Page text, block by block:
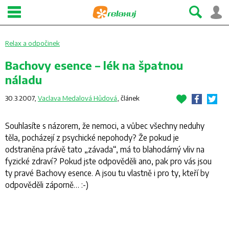
Relax a odpočinek
Bachovy esence – lék na špatnou
náladu
30.3.2007, Vaclava Medalová Hůdová článek
Souhlasíte s názorem, že nemoci, a vůbec všechny neduhy
těla, pocházejí z psychické nepohody? Že pokud je
odstraněna právě tato „závada“, má to blahodárný vliv na
fyzické zdraví? Pokud jste odpověděli ano, pak pro vás jsou
ty pravé Bachovy esence. A jsou tu vlastně i pro ty, kteří by
odpověděli záporně… :-)